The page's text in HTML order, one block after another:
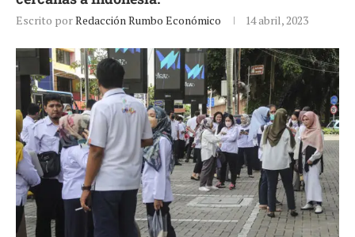
Escrito porRedacción Rumbo Económico 14 abril, 2023